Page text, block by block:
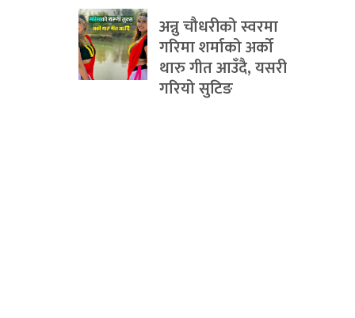
अन्नु चौधरीको स्वरमा
गरिमा शर्माको अर्को
थारु गीत आउँदै, यसरी
गरियो सुटिङ